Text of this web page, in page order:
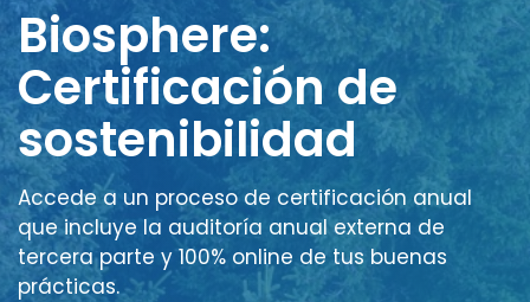
Biosphere:
Certificación de
sostenibilidad
Accede a un proceso de certificación anual
que incluye la auditoría anual externa de
tercera parte y 100% online de tus buenas
prácticas.